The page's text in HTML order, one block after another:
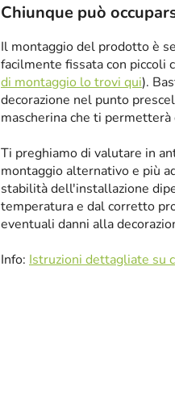
Chiunque può
Il montaggio del prodotto è
facilmente fissata con piccoli
di montaggio lo trovi qui).
decorazione nel punto
mascherina che ti
Ti preghiamo di valutare in
montaggio alternativo e più
stabilità dell'installazione
temperatura e dal corretto
eventuali danni alla
Info: Istruzioni dettagliate su